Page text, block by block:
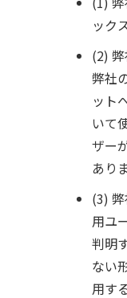
ック
(2)
弊社
ット
いて
ザー
あり
(3)
用ユ
判明
ない
用す